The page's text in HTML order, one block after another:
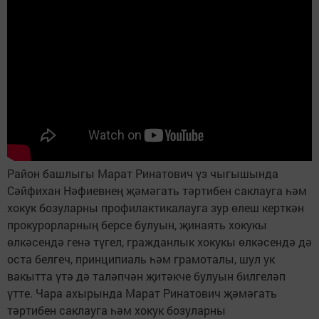
Район башлыгы Марат Ринатович үз чыгышында
Сәйфихан Нәфиевнең җәмәгать тәртибен саклауга һәм
хокук бозуларны профилактикалауга зур өлеш керткән
прокурорларның берсе булуын, җинаять хокукы
өлкәсендә генә түгел, гражданлык хокукы өлкәсендә дә
оста белгеч, принципиаль һәм грамоталы, шул ук
вакытта үтә дә таләпчән җитәкче булуын билгеләп
үтте. Чара ахырында Марат Ринатович җәмәгать
тәртибен саклауга һәм хокук бозуларны